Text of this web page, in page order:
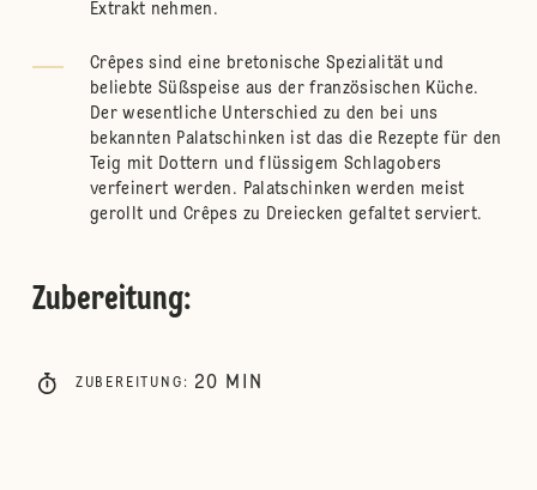
Extrakt nehmen.
Crêpes sind eine bretonische Spezialität und
beliebte Süßspeise aus der französischen Küche.
Der wesentliche Unterschied zu den bei uns
bekannten Palatschinken ist das die Rezepte für den
Teig mit Dottern und flüssigem Schlagobers
verfeinert werden. Palatschinken werden meist
gerollt und Crêpes zu Dreiecken gefaltet serviert.
Zubereitung:
ZUBEREITUNG : 20 MIN